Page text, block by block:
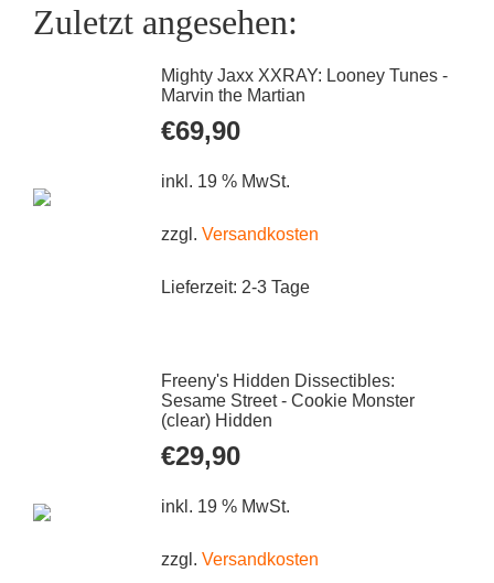
Zuletzt angesehen:
Mighty Jaxx XXRAY: Looney Tunes -
Marvin the Martian
€69,90
inkl. 19 % MwSt.
zzgl. Versandkosten
Lieferzeit: 2-3 Tage
Freeny's Hidden Dissectibles:
Sesame Street - Cookie Monster
(clear) Hidden
€29,90
inkl. 19 % MwSt.
zzgl. Versandkosten